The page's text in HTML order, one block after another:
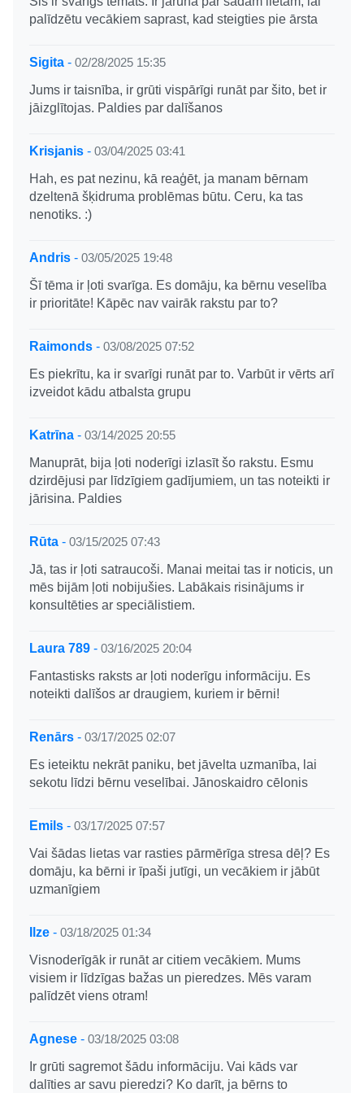
palīdzētu vecākiem saprast, kad steigties pie ārsta
Sigita - 02/28/2025 15:35
Jums ir taisnība, ir grūti vispārīgi runāt par šito, bet ir
jāizglītojas. Paldies par dalīšanos
Krisjanis - 03/04/2025 03:41
Hah, es pat nezinu, kā reaģēt, ja manam bērnam
dzeltenā šķidruma problēmas būtu. Ceru, ka tas
nenotiks. :)
Andris - 03/05/2025 19:48
Šī tēma ir ļoti svarīga. Es domāju, ka bērnu veselība
ir prioritāte! Kāpēc nav vairāk rakstu par to?
Raimonds - 03/08/2025 07:52
Es piekrītu, ka ir svarīgi runāt par to. Varbūt ir vērts arī
izveidot kādu atbalsta grupu
Katrīna - 03/14/2025 20:55
Manuprāt, bija ļoti noderīgi izlasīt šo rakstu. Esmu
dzirdējusi par līdzīgiem gadījumiem, un tas noteikti ir
jārisina. Paldies
Rūta - 03/15/2025 07:43
Jā, tas ir ļoti satraucoši. Manai meitai tas ir noticis, un
mēs bijām ļoti nobijušies. Labākais risinājums ir
konsultēties ar speciālistiem.
Laura 789 - 03/16/2025 20:04
Fantastisks raksts ar ļoti noderīgu informāciju. Es
noteikti dalīšos ar draugiem, kuriem ir bērni!
Renārs - 03/17/2025 02:07
Es ieteiktu nekrāt paniku, bet jāvelta uzmanība, lai
sekotu līdzi bērnu veselībai. Jānoskaidro cēlonis
Emils - 03/17/2025 07:57
Vai šādas lietas var rasties pārmērīga stresa dēļ? Es
domāju, ka bērni ir īpaši jutīgi, un vecākiem ir jābūt
uzmanīgiem
Ilze - 03/18/2025 01:34
Visnoderīgāk ir runāt ar citiem vecākiem. Mums
visiem ir līdzīgas bažas un pieredzes. Mēs varam
palīdzēt viens otram!
Agnese - 03/18/2025 03:08
Ir grūti sagremot šādu informāciju. Vai kāds var
dalīties ar savu pieredzi? Ko darīt, ja bērns to